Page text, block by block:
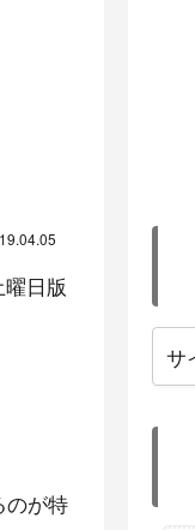
日版
のが特